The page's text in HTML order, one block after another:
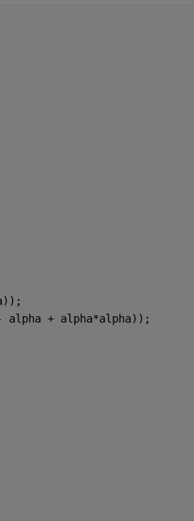
alpha + alpha*alpha));